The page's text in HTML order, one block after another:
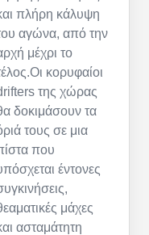
πλήρη κάλυψη
αγώνα, από την
μέχρι το
κορυφαίοι
της χώρας
δοκιμάσουν τα
τους σε μια
που
έντονες
μάχες
ασταμάτητη